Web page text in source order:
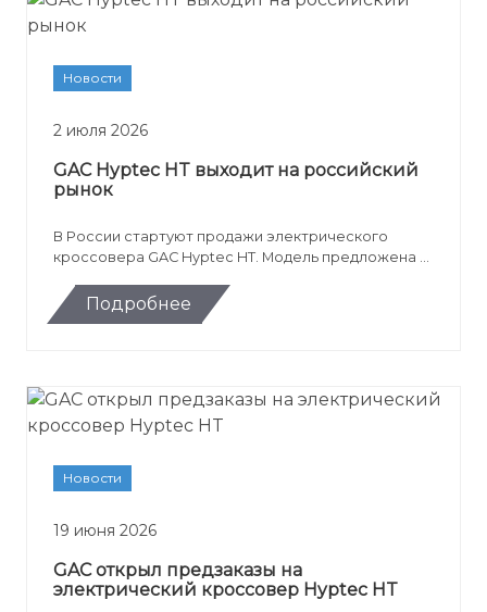
Новости
2 июля 2026
GAC Hyptec HT выходит на российский
рынок
В России стартуют продажи электрического
кроссовера GAC Hyptec HT. Модель предложена в
км, быстрой зарядкой, сервисами Яндекса и ценой
от 5 699 000 рублей.
Подробнее
Новости
19 июня 2026
GAC открыл предзаказы на
электрический кроссовер Hyptec HT